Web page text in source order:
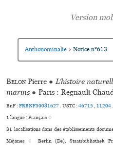
Anthonominalie > Notice n°613
BelonPierre ● L’histoire
marins ● Paris : Regnault
BnF :FRBNF30081627.USTC :46715, 11204.
1 langue :Français ♢
31 localisations dans des établissements
Méjanes ♢ Berlin (De), Staatsbibliothek